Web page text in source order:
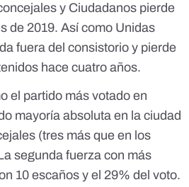
y Ciudadanos pierde
de 2019. Así como Unidas
fuera del consistorio y pierde
hace cuatro años.
el partido más votado en
mayoría absoluta en la ciudad
(tres más que en los
segunda fuerza con más
10 escaños y el 29% del voto.